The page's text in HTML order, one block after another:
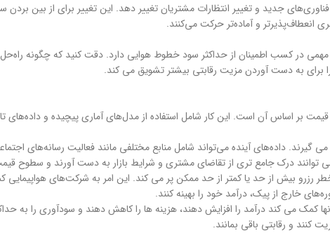
جدید و تغییر انتظارات مشتریان تغییر ‌دهد. این تغییر برای از بین
و آماده‌تر حرکت می‌کنند.
کسب اطمینان از حداکثر سود خطوط هوایی دارد. دقت کنید که چگونه
به دست آوردن مزیت رقابتی بیشتر تشویق می کند.
بر اساس آن است. این کار شامل استفاده از مدل‌های آماری پیچیده و داده‌های
گیرند. داده‌های آینده می‌تواند شامل منابع مختلفی مانند فعالیت رسانه‌های
توانند درک جامع تری از تقاضای مشتری و شرایط بازار به دست آورند و سطوح
بیش از حد یا کمتر از حد ممکن پر می کند. این امر به شرکت‌های
خارج از پیک، درآمد خود را بهینه کنند.
می کند درآمد را افزایش دهند، هزینه ها را کاهش دهند و سودآوری را به حداکثر
کنند و رقابتی باقی بمانند.